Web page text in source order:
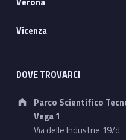
Vicenza
DOVE TROVARCI
Address:
Parco Scientifico
Vega 1
Via delle Industrie 19/d